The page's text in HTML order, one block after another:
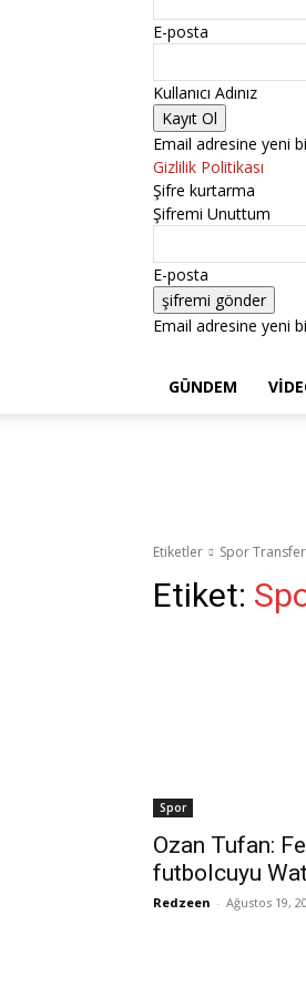
E-posta
Kullanıcı Adınız
Email adresine yeni
Gizlilik Politikası
Şifre kurtarma
Şifremi Unuttum
E-posta
Email adresine yeni
GÜNDEM
Etiketler Spor
Etiket:
Spor
Ozan Tufan:
futbolcuyu
Redzeen - Ağustos 19,